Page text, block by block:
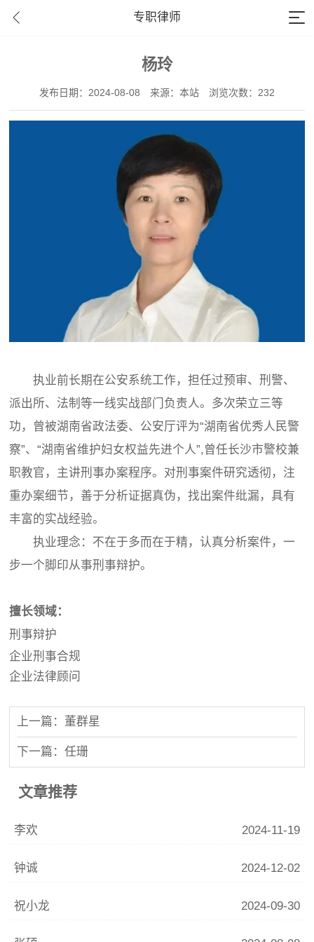
专职律师
杨玲
发布日期：2024-08-08 来源：本站 浏览次数：232
执业前长期在公安系统工作，担任过预审、刑警、
派出所、法制等一线实战部门负责人。多次荣立三等
功，曾被湖南省政法委、公安厅评为“湖南省优秀人民警
察”、“湖南省维护妇女权益先进个人”,曾任长沙市警校兼
职教官，主讲刑事办案程序。对刑事案件研究透彻，注
重办案细节，善于分析证据真伪，找出案件纰漏，具有
丰富的实战经验。
执业理念：不在于多而在于精，认真分析案件，一
步一个脚印从事刑事辩护。
擅长领域：
刑事辩护
企业刑事合规
企业法律顾问
上一篇：董群星
下一篇：任珊
文章推荐
李欢 2024-11-19
钟诚 2024-12-02
祝小龙 2024-09-30